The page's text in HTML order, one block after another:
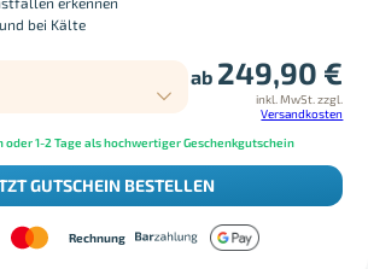
bei Kälte
ab 249,90 €
inkl. MwSt. zzgl.
Versandkosten
oder 1-2 Tage als hochwertiger Geschenkgutschein
GUTSCHEIN BESTELLEN
Rechnung